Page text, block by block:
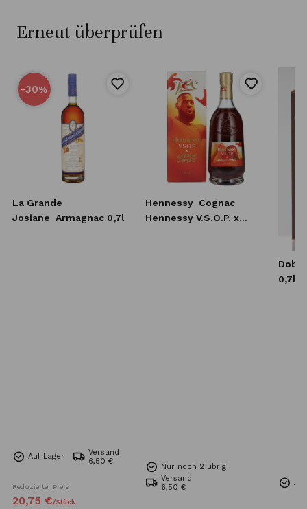
Erneut überprüfen
-30%
La Grande
Josiane Armagnac 0,7l
Auf Lager
Versand
6,50 €
Reduzierter Preis
20,75 €/Stück
Hennessy Cognac
Hennessy V.S.O.P. x
Nur noch 2 übrig
Versand
6,50 €
0,7l